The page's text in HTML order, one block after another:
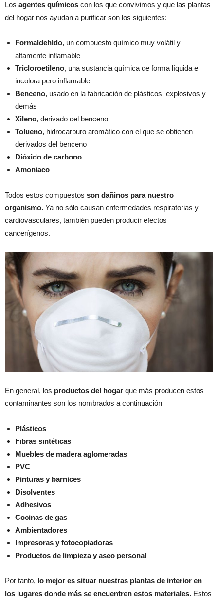
Los agentes químicos con los que convivimos y que las plantas
del hogar nos ayudan a purificar son los siguientes:
Formaldehído, un compuesto químico muy volátil y
altamente inflamable
Tricloroetileno, una sustancia química de forma líquida e
incolora pero inflamable
Benceno, usado en la fabricación de plásticos, explosivos y
demás
Xileno, derivado del benceno
Tolueno, hidrocarburo aromático con el que se obtienen
derivados del benceno
Dióxido de carbono
Amoniaco
Todos estos compuestos son dañinos para nuestro
organismo. Ya no sólo causan enfermedades respiratorias y
cardiovasculares, también pueden producir efectos
cancerígenos.
En general, los productos del hogar que más producen estos
contaminantes son los nombrados a continuación:
Plásticos
Fibras sintéticas
Muebles de madera aglomeradas
PVC
Pinturas y barnices
Disolventes
Adhesivos
Cocinas de gas
Ambientadores
Impresoras y fotocopiadoras
Productos de limpieza y aseo personal
Por tanto, lo mejor es situar nuestras plantas de interior en
los lugares donde más se encuentren estos materiales. Estos